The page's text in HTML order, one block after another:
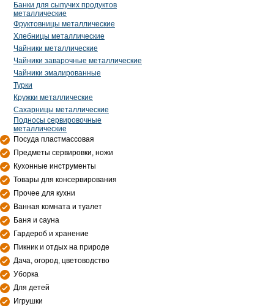
Банки для сыпучих продуктов
металлические
Фруктовницы металлические
Хлебницы металлические
Чайники металлические
Чайники заварочные металлические
Чайники эмалированные
Турки
Кружки металлические
Сахарницы металлические
Подносы сервировочные
металлические
Посуда пластмассовая
Предметы сервировки, ножи
Кухонные инструменты
Товары для консервирования
Прочее для кухни
Ванная комната и туалет
Баня и сауна
Гардероб и хранение
Пикник и отдых на природе
Дача, огород, цветоводство
Уборка
Для детей
Игрушки